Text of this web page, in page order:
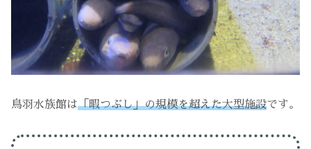
鳥羽水族館は「暇つぶし」の規模を超えた大型施設です。